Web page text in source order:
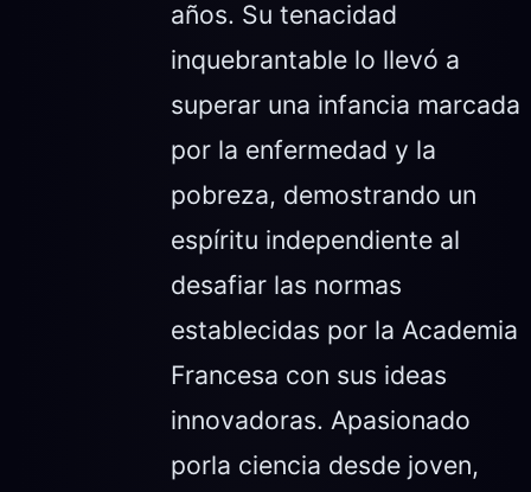
años. Su tenacidad
inquebrantable lo llevó a
superar una infancia marcada
por la enfermedad y la
pobreza, demostrando un
espíritu independiente al
desafiar las normas
establecidas por la Academia
Francesa con sus ideas
innovadoras. Apasionado
porla ciencia desde joven,